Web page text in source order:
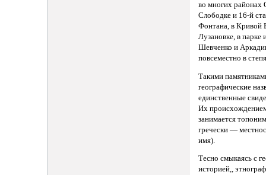
во многих районах
Слободке и 16-й
Фонтана, в Кривой
Лузановке, в парке
Шевченко и
повсеместно в
Такими
географические
единственные
Их
занимается
гречески —
имя).
Тесно смыкаясь с
историей,,